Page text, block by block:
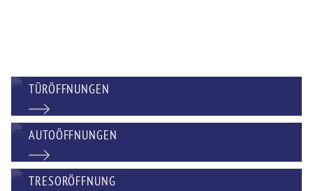
TÜRÖFFNUNGEN
AUTOÖFFNUNGEN
TRESORÖFFNUNG